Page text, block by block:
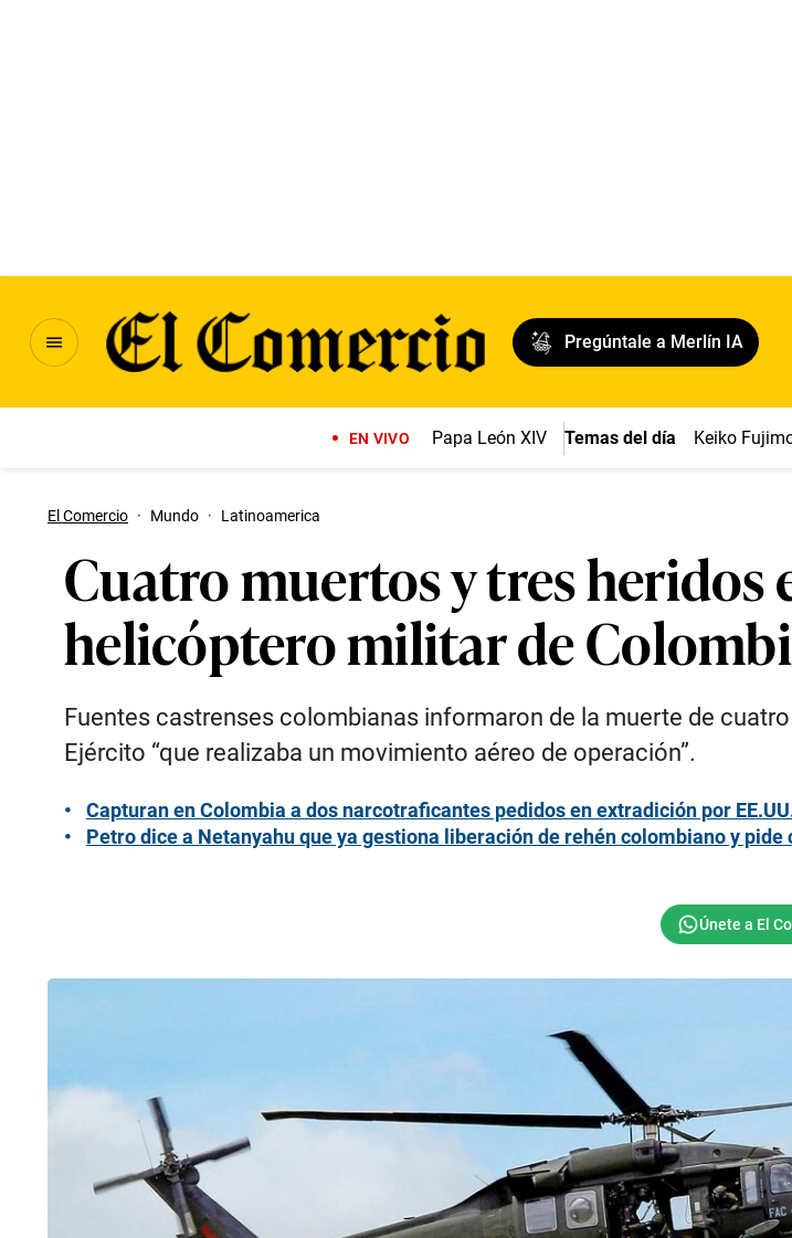
Pregúntale a Merlín IA
EN VIVO Papa León XIV Temas del día Keiko
El Comercio · Mundo · Latinoamerica
Cuatro muertos y tres heridos
helicóptero militar de
Fuentes castrenses colombianas informaron de la muerte de
Ejército “que realizaba un movimiento aéreo de operación”.
Capturan en Colombia a dos narcotraficantes pedidos en extradición por
Petro dice a Netanyahu que ya gestiona liberación de rehén colombiano y pide